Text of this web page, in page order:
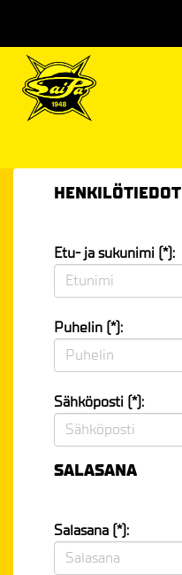
HENKILÖTIEDOT
Etu- ja sukunimi (*):
Puhelin (*):
Sähköposti (*):
SALASANA
Salasana (*):